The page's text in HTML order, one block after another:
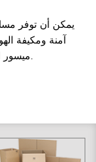
يمكن أن توفر
آمنة ومكيفة